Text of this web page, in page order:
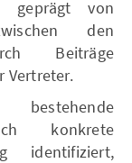
geprägt von
den
Beiträge
Vertreter.
konkrete
identifiziert,